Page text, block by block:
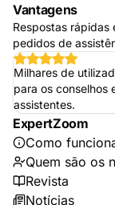
Vantagens
Respostas rápidas
pedidos de
Milhares de
para os conselhos
assistentes.
ExpertZoom
Como
Quem são os
Revista
Notícias